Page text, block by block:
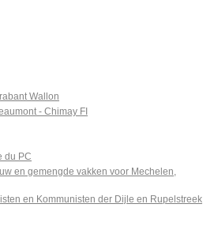
Wallon
- Chimay FI
du PC
en gemengde vakken voor Mechelen,
en Kommunisten der Dijle en Rupelstreek